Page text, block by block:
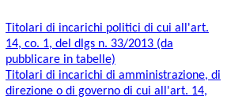
Titolari di incarichi politici di cui all'art.
14, co. 1, del dlgs n. 33/2013 (da
pubblicare in tabelle)
Titolari di incarichi di amministrazione, di
direzione o di governo di cui all'art. 14,